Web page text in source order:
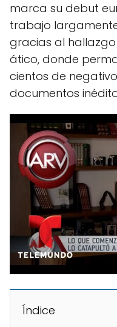
marca su debut
trabajo
gracias al
ático, donde
cientos de
documentos
Índice